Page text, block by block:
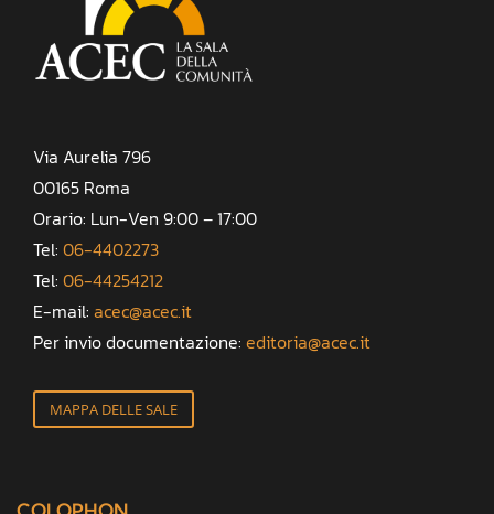
Via Aurelia 796
00165 Roma
Orario: Lun-Ven 9:00 – 17:00
Tel: 06-4402273
Tel: 06-44254212
E-mail: acec@acec.it
Per invio documentazione: editoria@acec.it
MAPPA DELLE SALE